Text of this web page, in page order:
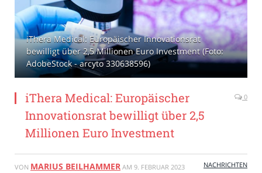
iThera Medical: Europäischer Innovationsrat
bewilligt über 2,5 Millionen Euro Investment (Foto:
AdobeStock - arcyto 330638596)
iThera Medical: Europäischer
Innovationsrat bewilligt über 2,5
Millionen Euro Investment
0
VON MARIUS BEILHAMMER AM 9. FEBRUAR 2023 NACHRICHTEN